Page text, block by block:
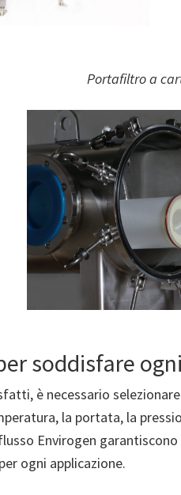
Portafiltro a
soddisfare
è necessario
la portata, la
Envirogen
ogni applicazione.